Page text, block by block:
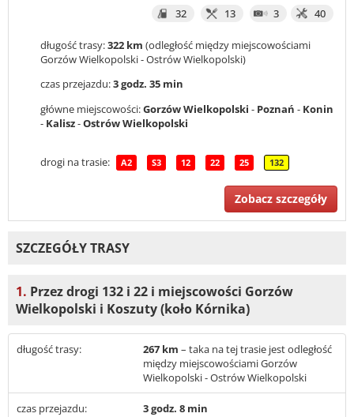
32
13 3 40
długość trasy:322 km (odległość między miejscowościami
Gorzów Wielkopolski - Ostrów Wielkopolski)
czas przejazdu:3 godz. 35 min
główne miejscowości:Gorzów Wielkopolski - Poznań - Konin
- Kalisz-Ostrów Wielkopolski
drogi na trasie: A2 S3 12 22 25 132
Zobacz szczegóły
SZCZEGÓŁY TRASY
1. Przez drogi 132 i 22 i miejscowości Gorzów
Wielkopolski i Koszuty (koło Kórnika)
długość trasy: 267 km – taka na tej trasie jest odległość
między miejscowościami Gorzów
Wielkopolski - Ostrów Wielkopolski
czas przejazdu: 3 godz. 8 min